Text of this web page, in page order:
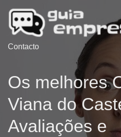
Contacto
Os melhores
Viana do
Avaliações e